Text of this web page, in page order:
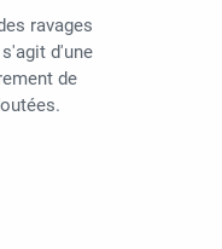
ravages
d'une
de